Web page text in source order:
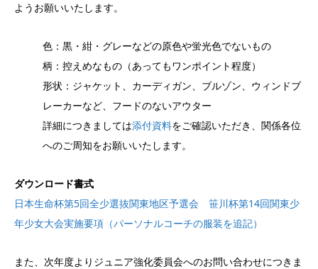
ようお願いいたします。
色：黒・紺・グレーなどの原色や蛍光色でないもの
柄：控えめなもの（あってもワンポイント程度）
形状：ジャケット、カーディガン、ブルゾン、ウィンドブ
レーカーなど、フードのないアウター
詳細につきましては添付資料をご確認いただき、関係各位
へのご周知をお願いいたします。
ダウンロード書式
日本生命杯第5回全少選抜関東地区予選会 笹川杯第14回関東少
年少女大会実施要項（パーソナルコーチの服装を追記）
また、次年度よりジュニア強化委員会へのお問い合わせにつきま